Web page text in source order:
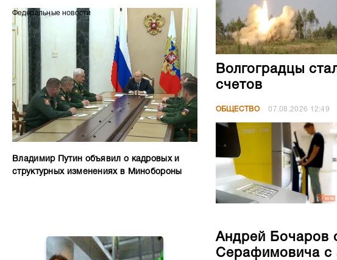
Федеральные новости
Владимир Путин объявил о кадровых и
структурных изменениях в Минобороны
Волгоградцы
счетов
ОБЩЕСТВО 07.08.2026 12:49
Андрей Бочаров
Серафимовича с